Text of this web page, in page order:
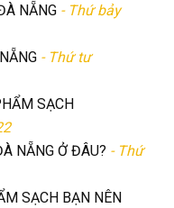
NẴNG - Thứ bảy
- Thứ tư
SẠCH
NẴNG Ở ĐÂU? - Thứ
SẠCH BẠN NÊN